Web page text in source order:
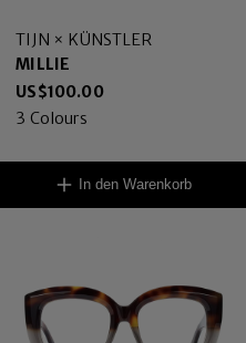
TIJN × KÜNSTLER
MILLIE
US$100.00
3 Colours
In den Warenkorb